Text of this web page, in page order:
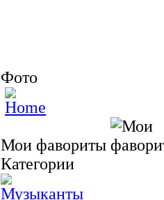
Фото
Мои фавориты
Категории